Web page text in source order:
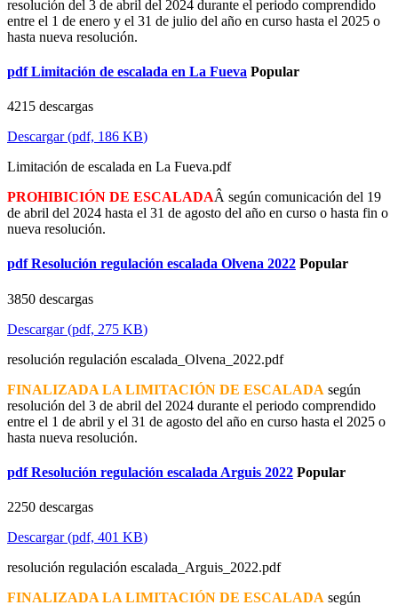
resolución del 3 de abril del 2024 durante el periodo comprendido
entre el 1 de enero y el 31 de julio del año en curso hasta el 2025 o
hasta nueva resolución.
pdf Limitación de escalada en La Fueva Popular
4215 descargas
Descargar(pdf, 186 KB)
Limitación de escalada en La Fueva.pdf
PROHIBICIÓN DE ESCALADAÂ según comunicación del 19
de abril del 2024 hasta el 31 de agosto del año en curso o hasta fin o
nueva resolución.
pdf Resolución regulación escalada Olvena 2022 Popular
3850 descargas
Descargar(pdf, 275 KB)
resolución regulación escalada_Olvena_2022.pdf
FINALIZADA LA LIMITACIÓN DE ESCALADA según
resolución del 3 de abril del 2024 durante el periodo comprendido
entre el 1 de abril y el 31 de agosto del año en curso hasta el 2025 o
hasta nueva resolución.
pdf Resolución regulación escalada Arguis 2022 Popular
2250 descargas
Descargar(pdf, 401 KB)
resolución regulación escalada_Arguis_2022.pdf
FINALIZADA LA LIMITACIÓN DE ESCALADA según